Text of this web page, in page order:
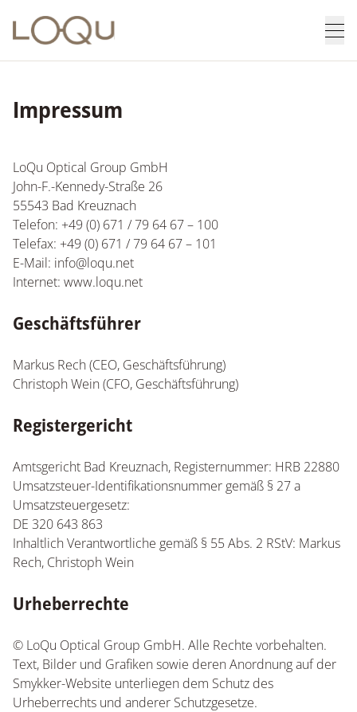
Loqu - Zur Startseite
Impressum
LoQu Optical Group GmbH
John-F.-Kennedy-Straße 26
55543 Bad Kreuznach
Telefon: +49 (0) 671 / 79 64 67 – 100
Telefax: +49 (0) 671 / 79 64 67 – 101
E-Mail: info@loqu.net
Internet: www.loqu.net
Geschäftsführer
Markus Rech (CEO, Geschäftsführung)
Christoph Wein (CFO, Geschäftsführung)
Registergericht
Amtsgericht Bad Kreuznach, Registernummer: HRB 22880
Umsatzsteuer-Identifikationsnummer gemäß § 27 a
Umsatzsteuergesetz:
DE 320 643 863
Inhaltlich Verantwortliche gemäß § 55 Abs. 2 RStV: Markus
Rech, Christoph Wein
Urheberrechte
© LoQu Optical Group GmbH. Alle Rechte vorbehalten.
Text, Bilder und Grafiken sowie deren Anordnung auf der
Smykker-Website unterliegen dem Schutz des
Urheberrechts und anderer Schutzgesetze.